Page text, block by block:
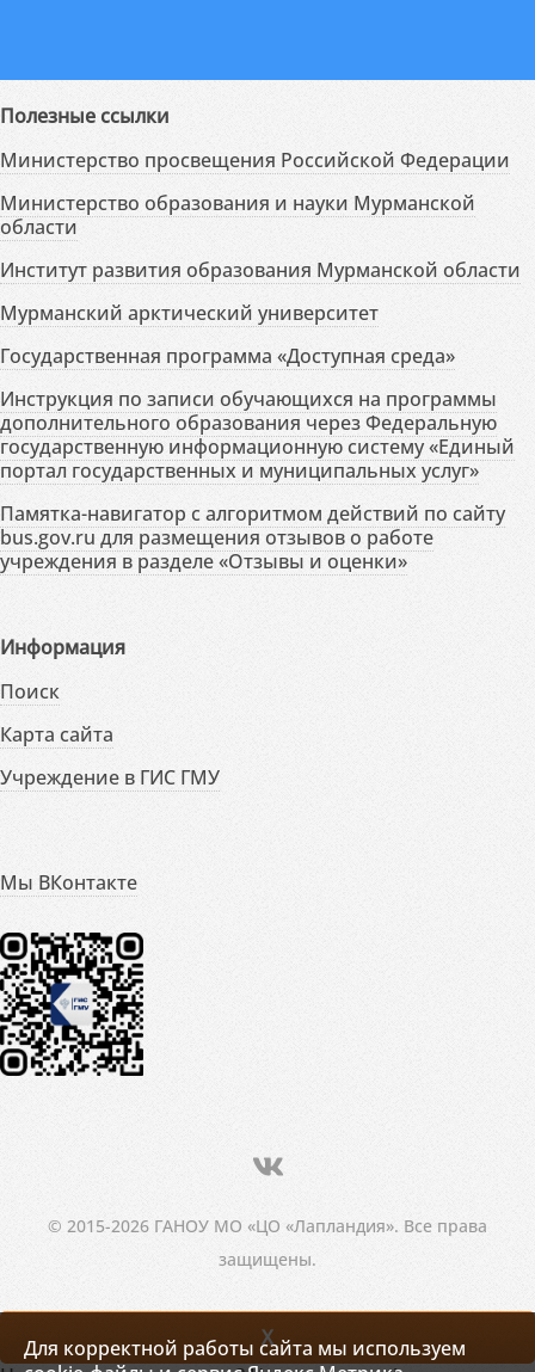
Полезные ссылки
Министерство просвещения Российской Федерации
Министерство образования и науки Мурманской
области
Институт развития образования Мурманской области
Мурманский арктический университет
Государственная программа «Доступная среда»
Инструкция по записи обучающихся на программы
дополнительного образования через Федеральную
государственную информационную систему «Единый
портал государственных и муниципальных услуг»
Памятка-навигатор с алгоритмом действий по сайту
bus.gov.ru для размещения отзывов о работе
учреждения в разделе «Отзывы и оценки»
Информация
Поиск
Карта сайта
Учреждение в ГИС ГМУ
Мы ВКонтакте
© 2015-2026 ГАНОУ МО «ЦО «Лапландия». Все права
защищены.
Для корректной работы сайта мы используем
X